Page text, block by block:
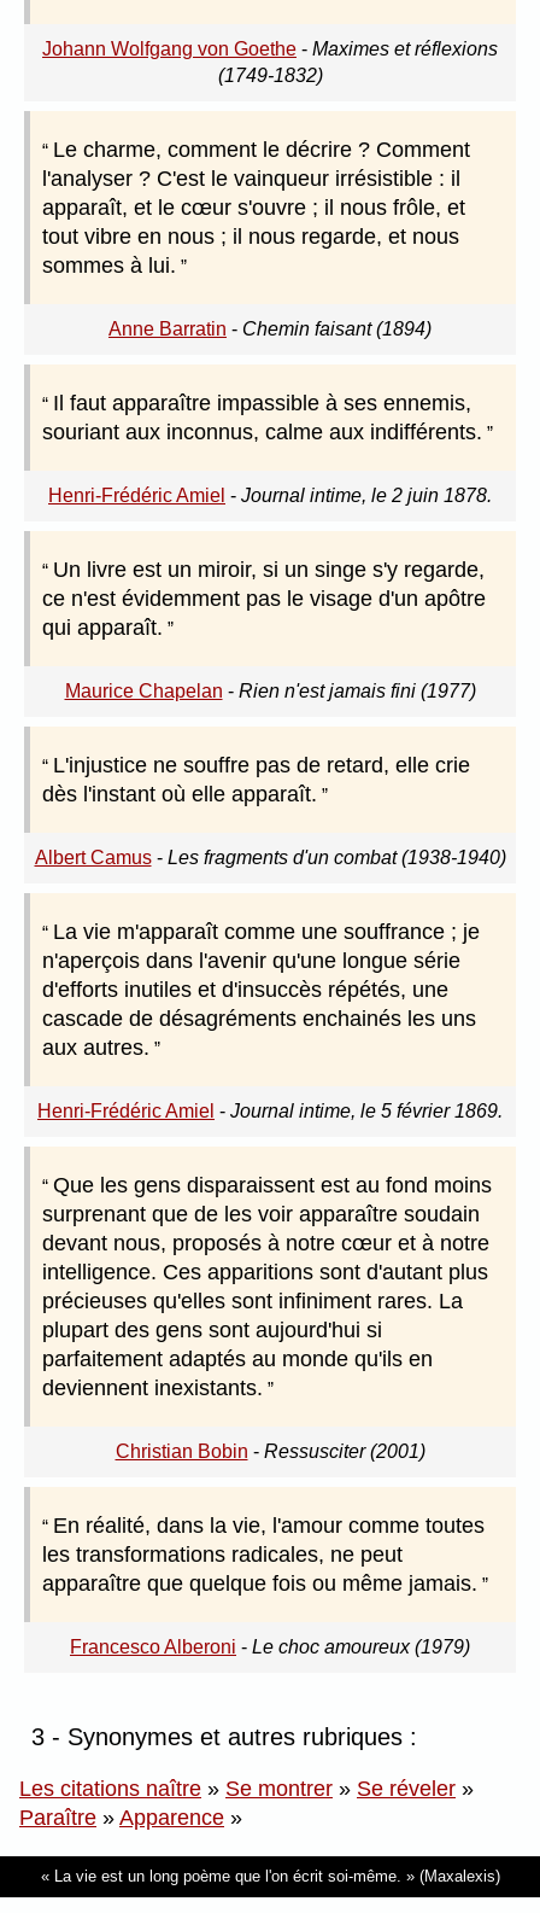
Johann Wolfgang von Goethe - Maximes et réflexions
(1749-1832)
Le charme, comment le décrire ? Comment
l'analyser ? C'est le vainqueur irrésistible : il
apparaît, et le cœur s'ouvre ; il nous frôle, et
tout vibre en nous ; il nous regarde, et nous
sommes à lui.
Anne Barratin - Chemin faisant (1894)
Il faut apparaître impassible à ses ennemis,
souriant aux inconnus, calme aux indifférents.
Henri-Frédéric Amiel - Journal intime, le 2 juin 1878.
Un livre est un miroir, si un singe s'y regarde,
ce n'est évidemment pas le visage d'un apôtre
qui apparaît.
Maurice Chapelan - Rien n'est jamais fini (1977)
L'injustice ne souffre pas de retard, elle crie
dès l'instant où elle apparaît.
Albert Camus- Les fragments d'un combat (1938-1940)
La vie m'apparaît comme une souffrance ; je
n'aperçois dans l'avenir qu'une longue série
d'efforts inutiles et d'insuccès répétés, une
cascade de désagréments enchainés les uns
aux autres.
Henri-Frédéric Amiel - Journal intime, le 5 février 1869.
Que les gens disparaissent est au fond moins
surprenant que de les voir apparaître soudain
devant nous, proposés à notre cœur et à notre
intelligence. Ces apparitions sont d'autant plus
précieuses qu'elles sont infiniment rares. La
plupart des gens sont aujourd'hui si
parfaitement adaptés au monde qu'ils en
deviennent inexistants.
Christian Bobin - Ressusciter (2001)
En réalité, dans la vie, l'amour comme toutes
les transformations radicales, ne peut
apparaître que quelque fois ou même jamais.
Francesco Alberoni - Le choc amoureux (1979)
3 - Synonymes et autres rubriques :
Les citations naître » Se montrer » Se réveler »
Paraître » Apparence »
La vie est un long poème que l'on écrit soi-même. (Maxalexis)